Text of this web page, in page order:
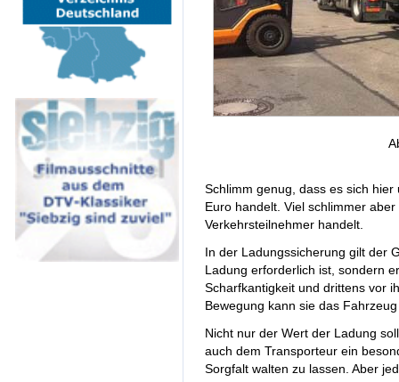
Schlimm genug, dass es sich
Euro handelt. Viel schlimmer
Verkehrsteilnehmer handelt.
In der Ladungssicherung gilt der
Ladung erforderlich ist, sondern
Scharfkantigkeit und drittens vor
Bewegung kann sie das
Nicht nur der Wert der Ladung
auch dem Transporteur ein
Sorgfalt walten zu lassen. Aber